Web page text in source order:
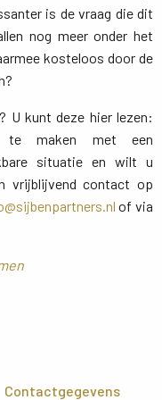
is de vraag die dit
nog meer onder het
kosteloos door de
U kunt deze hier lezen:
maken met een
situatie en wilt u
vrijblijvend contact op
of via
Contactgegevens